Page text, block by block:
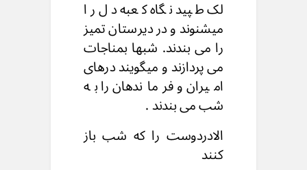
لک طپید نگاه کعبه دل را
میشنوند و در دیرستان تمیز
را می بندند. شبها بمناجات
می پردازند و میگویند درهای
امیران و فرماندهان را به
شب می بندند .
الادردوست را که شب باز
کنند